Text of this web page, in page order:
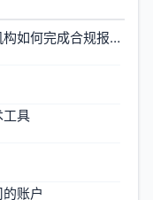
程序化报备流程是什么？金融机构如何完成合规报备
工具
账户